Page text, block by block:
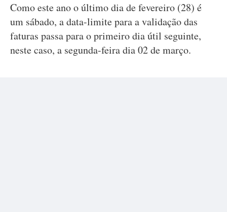
Como este ano o último dia de fevereiro (28) é
um sábado, a data-limite para a validação das
faturas passa para o primeiro dia útil seguinte,
neste caso, a segunda-feira dia 02 de março.